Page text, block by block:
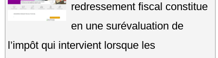
redressement fiscal constitue
en une surévaluation de
l’impôt qui intervient lorsque les